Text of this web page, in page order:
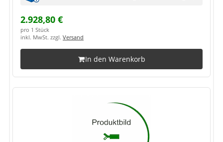
2.928,80 €
pro 1 Stück
inkl. MwSt. zzgl. Versand
In den Warenkorb